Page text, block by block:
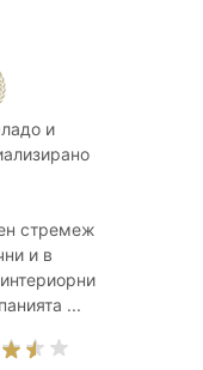
и
стремеж
и в
...